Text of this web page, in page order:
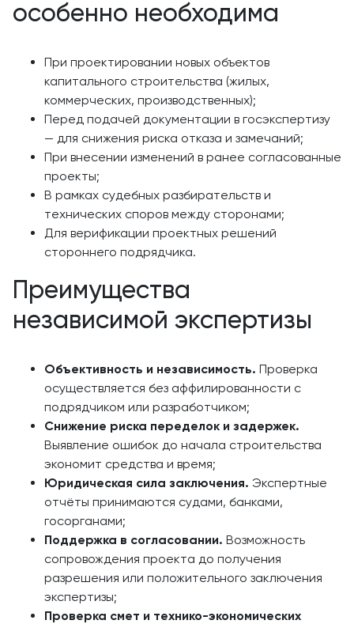
особенно необходима
При проектировании новых объектов
капитального строительства (жилых,
коммерческих, производственных);
Перед подачей документации в госэкспертизу
— для снижения риска отказа и замечаний;
При внесении изменений в ранее согласованные
проекты;
В рамках судебных разбирательств и
технических споров между сторонами;
Для верификации проектных решений
стороннего подрядчика.
Преимущества
независимой экспертизы
Объективность и независимость. Проверка
осуществляется без аффилированности с
подрядчиком или разработчиком;
Снижение риска переделок и задержек.
Выявление ошибок до начала строительства
экономит средства и время;
Юридическая сила заключения. Экспертные
отчёты принимаются судами, банками,
госорганами;
Поддержка в согласовании. Возможность
сопровождения проекта до получения
разрешения или положительного заключения
экспертизы;
Проверка смет и технико-экономических